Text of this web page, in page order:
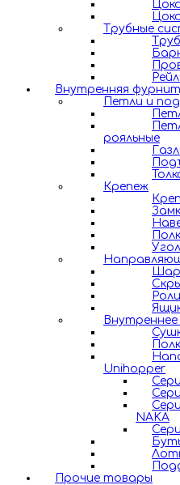
Трубные
Внутренняя
Петли и
рояльные
Крепеж
Unihopper
NAKA
Прочие товары